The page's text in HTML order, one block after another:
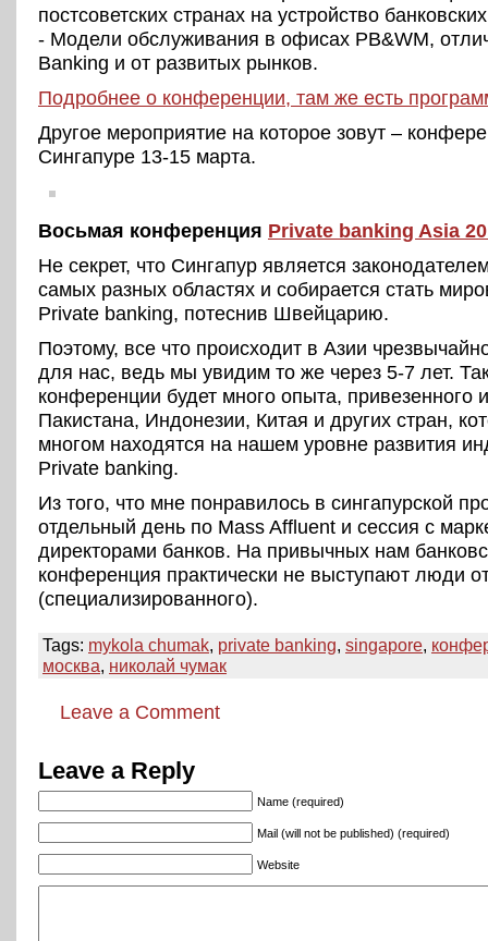
постсоветских странах на устройство
- Модели обслуживания в офисах PB&WM,
Banking и от развитых рынков.
Подробнее о конференции, там же есть
Другое мероприятие на которое зовут –
Сингапуре 13-15 марта.
Восьмая конференция Private banking Asia
Не секрет, что Сингапур является
самых разных областях и собирается стать
Private banking, потеснив Швейцарию.
Поэтому, все что происходит в Азии
для нас, ведь мы увидим то же через 5-7 лет.
конференции будет много опыта, привезенного
Пакистана, Индонезии, Китая и других стран,
многом находятся на нашем уровне развития
Private banking.
Из того, что мне понравилось в сингапурской
отдельный день по Mass Affluent и сессия с
директорами банков. На привычных нам
конференция практически не выступают люди
(специализированного).
Tags: mykola chumak, private banking, singapore,
москва, николай чумак
Leave a Comment
Leave a Reply
Name (required)
Mail (will not be published) (required)
Website